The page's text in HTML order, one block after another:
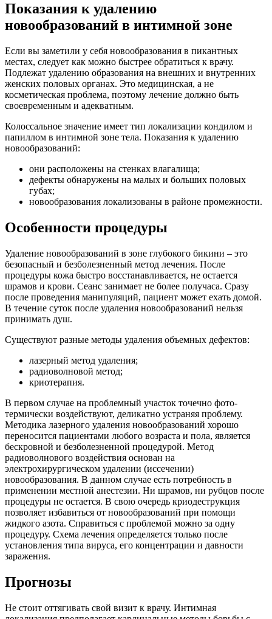
Показания к удалению
новообразований в интимной зоне
Если вы заметили у себя новообразования в пикантных
местах, следует как можно быстрее обратиться к врачу.
Подлежат удалению образования на внешних и внутренних
женских половых органах. Это медицинская, а не
косметическая проблема, поэтому лечение должно быть
своевременным и адекватным.
Колоссальное значение имеет тип локализации кондилом и
папиллом в интимной зоне тела. Показания к удалению
новообразований:
они расположены на стенках влагалища;
дефекты обнаружены на малых и больших половых
губах;
новообразования локализованы в районе промежности.
Особенности процедуры
Удаление новообразований в зоне глубокого бикини – это
безопасный и безболезненный метод лечения. После
процедуры кожа быстро восстанавливается, не остается
шрамов и крови. Сеанс занимает не более получаса. Сразу
после проведения манипуляций, пациент может ехать домой.
В течение суток после удаления новообразований нельзя
принимать душ.
Существуют разные методы удаления объемных дефектов:
лазерный метод удаления;
радиоволновой метод;
криотерапия.
В первом случае на проблемный участок точечно фото-
термически воздействуют, деликатно устраняя проблему.
Методика лазерного удаления новообразований хорошо
переносится пациентами любого возраста и пола, является
бескровной и безболезненной процедурой. Метод
радиоволнового воздействия основан на
электрохирургическом удалении (иссечении)
новообразования. В данном случае есть потребность в
применении местной анестезии. Ни шрамов, ни рубцов после
процедуры не остается. В свою очередь криодеструкция
позволяет избавиться от новообразований при помощи
жидкого азота. Справиться с проблемой можно за одну
процедуру. Схема лечения определяется только после
установления типа вируса, его концентрации и давности
заражения.
Прогнозы
Не стоит оттягивать свой визит к врачу. Интимная